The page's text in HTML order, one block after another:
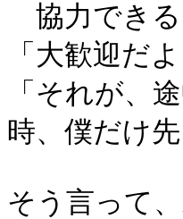
協力できる
「大歓迎だ
「それが、
時、僕だけ
そう言って